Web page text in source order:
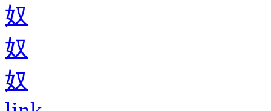
奴
奴
奴